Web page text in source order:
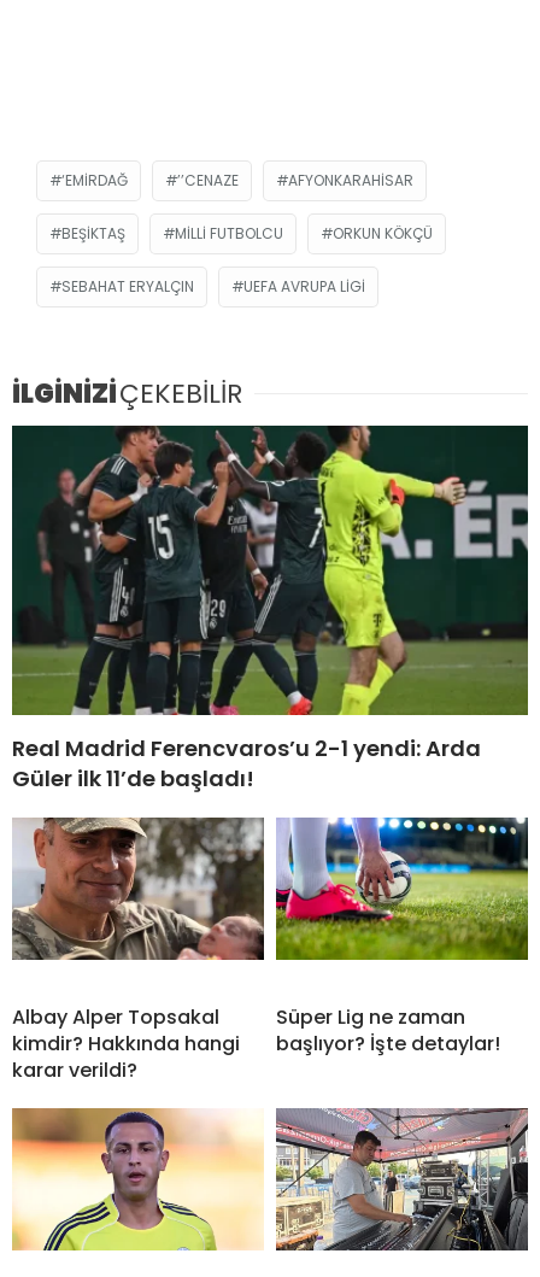
‘EMIRDAĞ ’’CENAZE AFYONKARAHISAR
BEŞIKTAŞ MILLI FUTBOLCU ORKUN KÖKÇÜ
SEBAHAT ERYALÇIN UEFA AVRUPA LIGI
İLGİNİZİÇEKEBİLİR
Real Madrid Ferencvaros’u 2-1 yendi: Arda
Güler ilk 11’de başladı!
Albay Alper Topsakal
kimdir? Hakkında hangi
karar verildi?
Süper Lig ne zaman
başlıyor? İşte detaylar!